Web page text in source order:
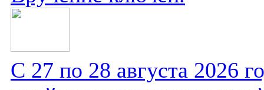
С 27 по 28 августа 2026